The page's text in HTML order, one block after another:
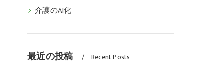
介護のAI化
最近の投稿 Recent Posts